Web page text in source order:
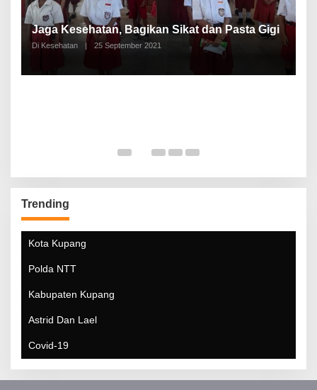
Jaga Kesehatan, Bagikan Sikat dan Pasta Gigi
Di Kesehatan | 25 September 2021
Trending
Kota Kupang
Polda NTT
Kabupaten Kupang
Astrid Dan Lael
Covid-19